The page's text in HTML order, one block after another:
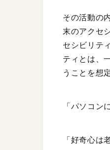
その活動の
末のアクセ
セシビリテ
ティとは、
うことを想
「パソコン
「好奇心は